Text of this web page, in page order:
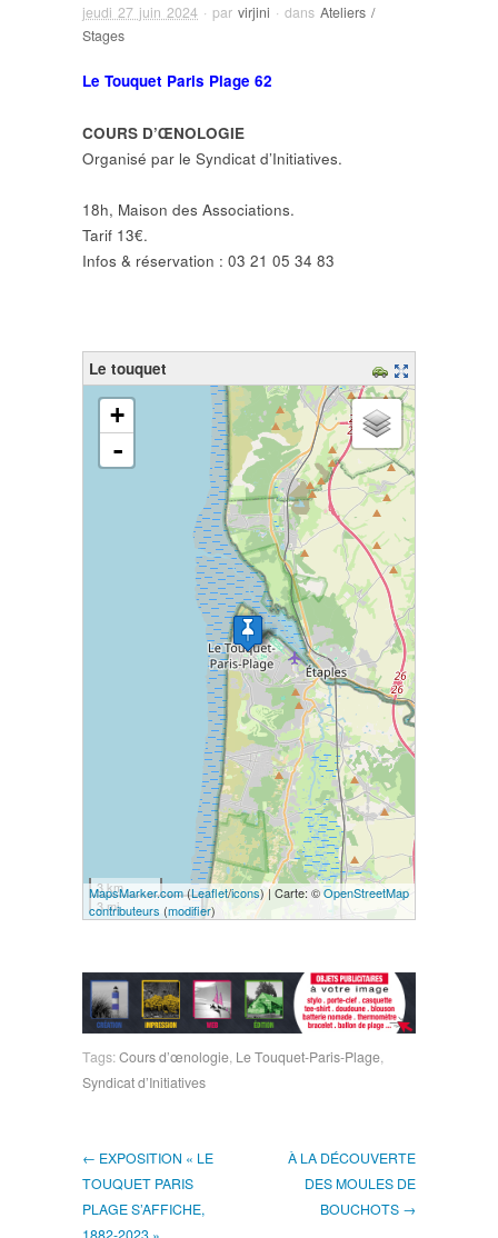
jeudi 27 juin 2024 · par virjini · dans Ateliers /
Stages
Le Touquet Paris Plage 62
COURS D’ŒNOLOGIE
Organisé par le Syndicat d’Initiatives.
18h, Maison des Associations.
Tarif 13€.
Infos & réservation : 03 21 05 34 83
Le touquet
chargement de la carte - veuillez patienter...
+
-
3 km
3 mi
MapsMarker.com(Leaflet/icons) | Carte: ©OpenStreetMap
contributeurs (modifier)
Tags:Cours d’œnologie, Le Touquet-Paris-Plage,
Syndicat d’Initiatives
← EXPOSITION « LE
TOUQUET PARIS
PLAGE S’AFFICHE,
À LA DÉCOUVERTE
DES MOULES DE
BOUCHOTS →